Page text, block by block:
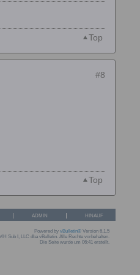
Top
#8
Top
ADMIN HINAUF
Powered by vBulletin® Version 6.1.5
Sub I, LLC dba vBulletin. Alle Rechte vorbehalten.
Die Seite wurde um 06:41 erstellt.